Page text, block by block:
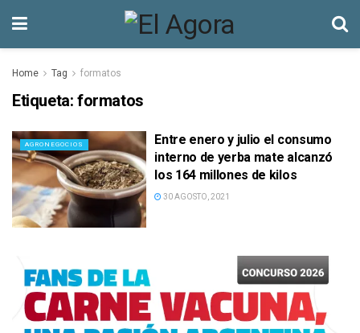
Home Tag formatos
Etiqueta: formatos
AGRONEGOCIOS
Entre enero y julio el consumo
interno de yerba mate alcanzó
los 164 millones de kilos
30 AGOSTO, 2021